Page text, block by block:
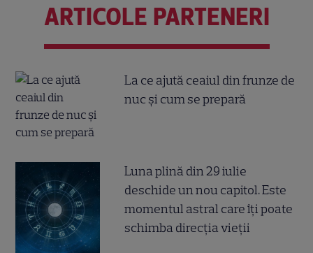
ARTICOLE PARTENERI
La ce ajută ceaiul din frunze de
nuc și cum se prepară
Luna plină din 29 iulie
deschide un nou capitol. Este
momentul astral care îți poate
schimba direcția vieții